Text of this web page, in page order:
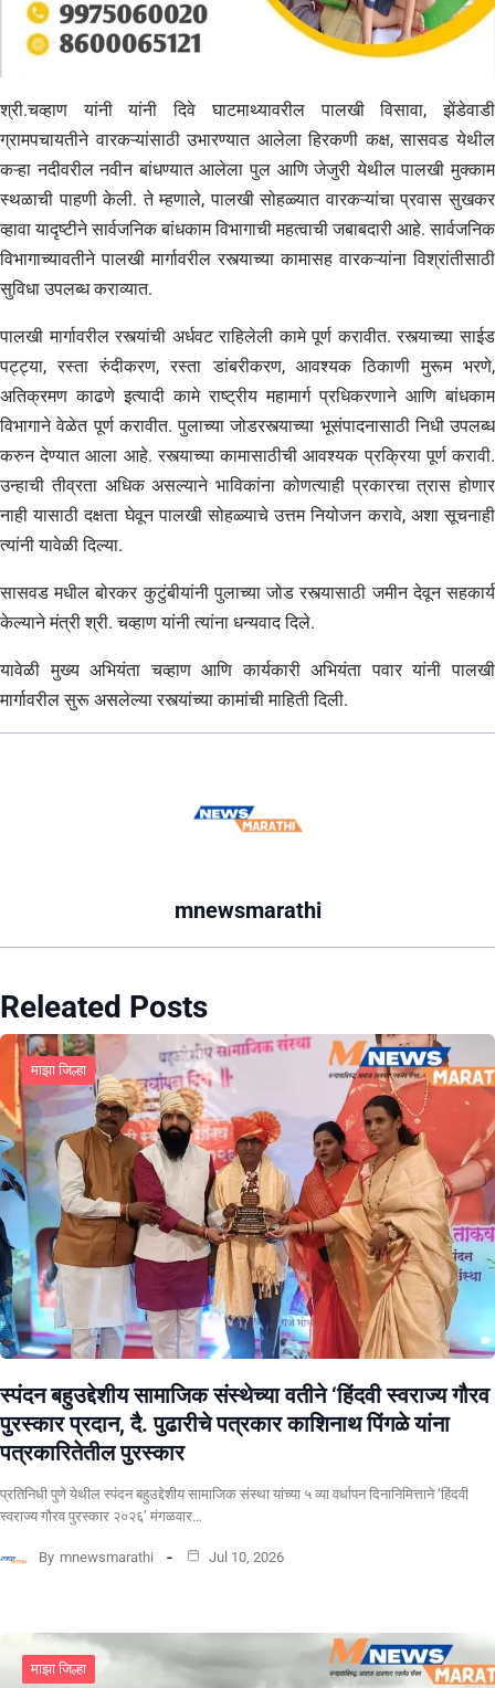
श्री.चव्हाण यांनी यांनी दिवे घाटमाथ्यावरील पालखी विसावा, झेंडेवाडी
ग्रामपचायतीने वारकऱ्यांसाठी उभारण्यात आलेला हिरकणी कक्ष, सासवड येथील
कऱ्हा नदीवरील नवीन बांधण्यात आलेला पुल आणि जेजुरी येथील पालखी मुक्काम
स्थळाची पाहणी केली. ते म्हणाले, पालखी सोहळ्यात वारकऱ्यांचा प्रवास सुखकर
व्हावा यादृष्टीने सार्वजनिक बांधकाम विभागाची महत्वाची जबाबदारी आहे. सार्वजनिक
विभागाच्यावतीने पालखी मार्गावरील रस्त्याच्या कामासह वारकऱ्यांना विश्रांतीसाठी
सुविधा उपलब्ध कराव्यात.
पालखी मार्गावरील रस्त्यांची अर्धवट राहिलेली कामे पूर्ण करावीत. रस्त्याच्या साईड
पट्ट्या, रस्ता रुंदीकरण, रस्ता डांबरीकरण, आवश्यक ठिकाणी मुरूम भरणे,
अतिक्रमण काढणे इत्यादी कामे राष्ट्रीय महामार्ग प्रधिकरणाने आणि बांधकाम
विभागाने वेळेत पूर्ण करावीत. पुलाच्या जोडरस्त्याच्या भूसंपादनासाठी निधी उपलब्ध
करुन देण्यात आला आहे. रस्त्याच्या कामासाठीची आवश्यक प्रक्रिया पूर्ण करावी.
उन्हाची तीव्रता अधिक असल्याने भाविकांना कोणत्याही प्रकारचा त्रास होणार
नाही यासाठी दक्षता घेवून पालखी सोहळ्याचे उत्तम नियोजन करावे, अशा सूचनाही
त्यांनी यावेळी दिल्या.
सासवड मधील बोरकर कुटुंबीयांनी पुलाच्या जोड रस्त्यासाठी जमीन देवून सहकार्य
केल्याने मंत्री श्री. चव्हाण यांनी त्यांना धन्यवाद दिले.
यावेळी मुख्य अभियंता चव्हाण आणि कार्यकारी अभियंता पवार यांनी पालखी
मार्गावरील सुरू असलेल्या रस्त्यांच्या कामांची माहिती दिली.
mnewsmarathi
Releated Posts
माझा जिल्हा
स्पंदन बहुउद्देशीय सामाजिक संस्थेच्या वतीने ‘हिंदवी स्वराज्य गौरव
पुरस्कार प्रदान, दै. पुढारीचे पत्रकार काशिनाथ पिंगळे यांना
पत्रकारितेतील पुरस्कार
प्रतिनिधी पुणे येथील स्पंदन बहुउद्देशीय सामाजिक संस्था यांच्या ५ व्या वर्धापन दिनानिमित्ताने ‘हिंदवी
स्वराज्य गौरव पुरस्कार २०२६’ मंगळवार…
By mnewsmarathi Jul 10, 2026
माझा जिल्हा